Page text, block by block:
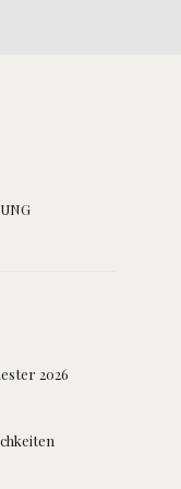
2026